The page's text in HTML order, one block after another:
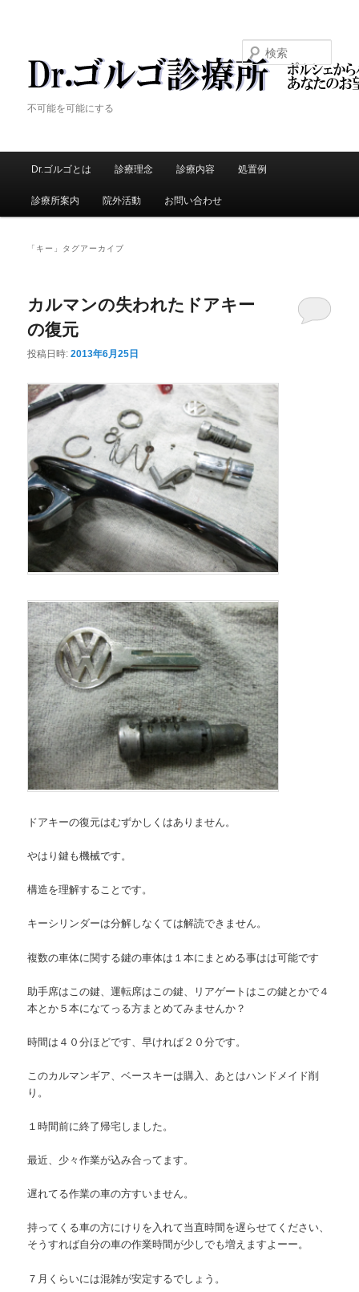
Dr.ゴルゴ診療所
不可能を可能にする
メ
イ
ン
ツ
移
動
サ
ブ
テ
へ
動
Dr.ゴルゴとは 診療理念 診療内容 処置例
診療所案内 院外活動 お問い合わせ
「 キー 」タグアーカイブ
カルマンの失われたドアキー
の復元
投稿日時:2013年6月25日
ドアキーの復元はむずかしくはありません。
やはり鍵も機械です。
構造を理解することです。
キーシリンダーは分解しなくては解読できません。
複数の車体に関する鍵の車体は１本にまとめる事はは可能です
助手席はこの鍵、運転席はこの鍵、リアゲートはこの鍵とかで４
本とか５本になてっる方まとめてみませんか？
時間は４０分ほどです、早ければ２０分です。
このカルマンギア、ベースキーは購入、あとはハンドメイド削
り。
１時間前に終了帰宅しました。
最近、少々作業が込み合ってます。
遅れてる作業の車の方すいません。
持ってくる車の方にけりを入れて当直時間を遅らせてください、
そうすれば自分の車の作業時間が少しでも増えますよーー。
７月くらいには混雑が安定するでしょう。